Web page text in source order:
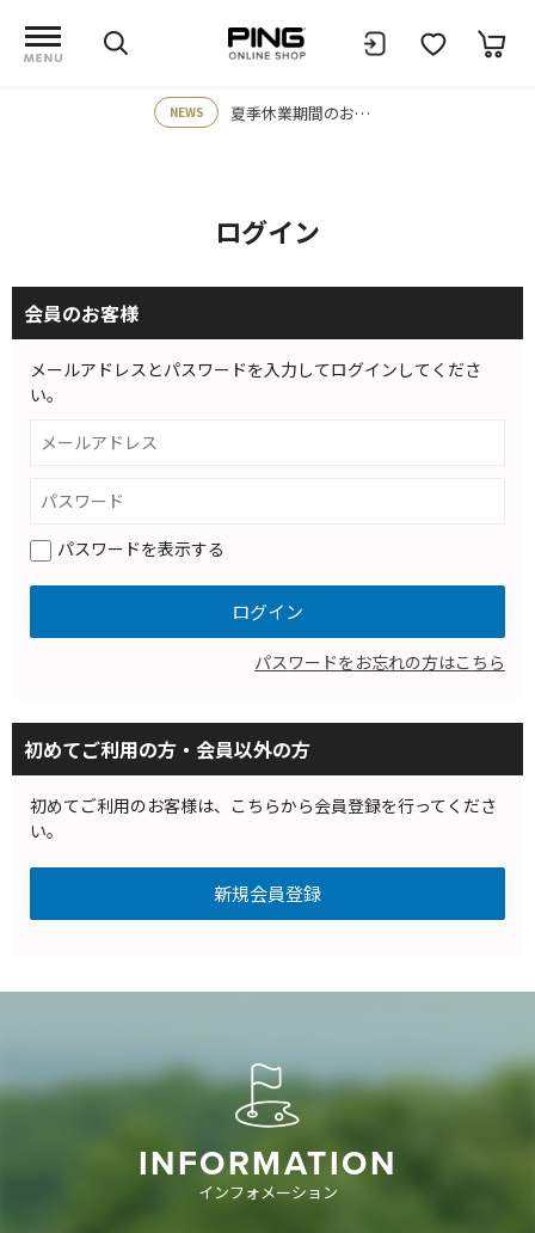
NEWS 夏季休業期間のお知らせ
ログイン
会員のお客様
メールアドレスとパスワードを入力してログインしてくださ
い。
パスワードを表示する
パスワードをお忘れの方はこちら
初めてご利用の方・会員以外の方
初めてご利用のお客様は、こちらから会員登録を行ってくださ
い。
INFORMATION
インフォメーション